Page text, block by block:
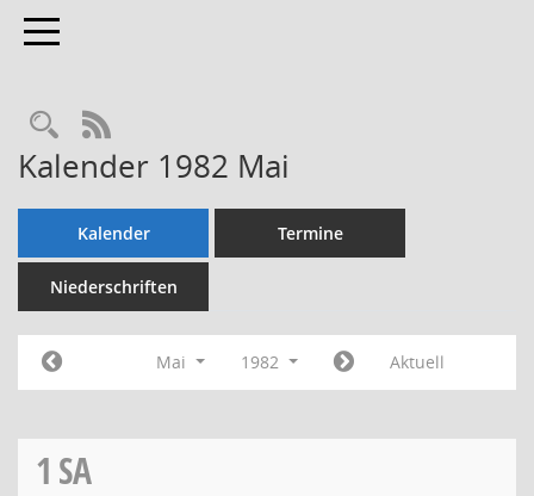
Toggle navigation
Rechercheauswahl
RSS-Feed
Kalender 1982 Mai
Kalender Termine
Niederschriften
Mai 1982 Aktuell
1 SA